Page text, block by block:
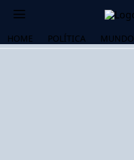
HOME POLÍTICA MUNDO